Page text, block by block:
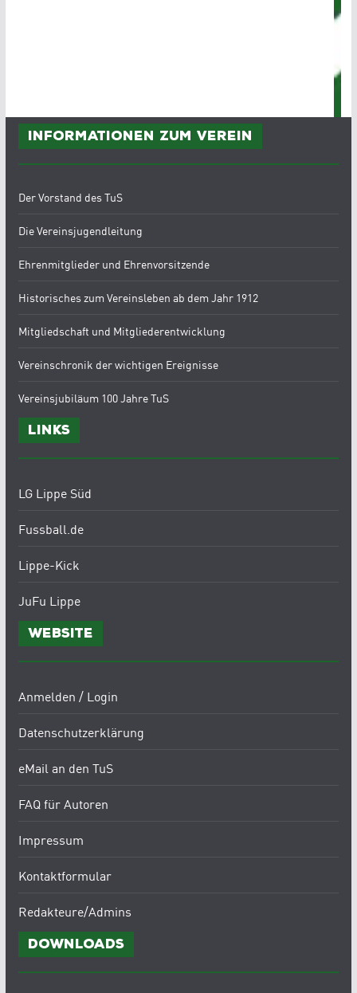
Informationen zum Verein
Der Vorstand des TuS
Die Vereinsjugendleitung
Ehrenmitglieder und Ehrenvorsitzende
Historisches zum Vereinsleben ab dem Jahr 1912
Mitgliedschaft und Mitgliederentwicklung
Vereinschronik der wichtigen Ereignisse
Vereinsjubiläum 100 Jahre TuS
Links
LG Lippe Süd
Fussball.de
Lippe-Kick
JuFu Lippe
Website
Anmelden / Login
Datenschutzerklärung
eMail an den TuS
FAQ für Autoren
Impressum
Kontaktformular
Redakteure/Admins
Downloads